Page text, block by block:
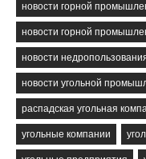
новости горной
новости горной
новости
новости угольной
распадская угольная
угольные компании